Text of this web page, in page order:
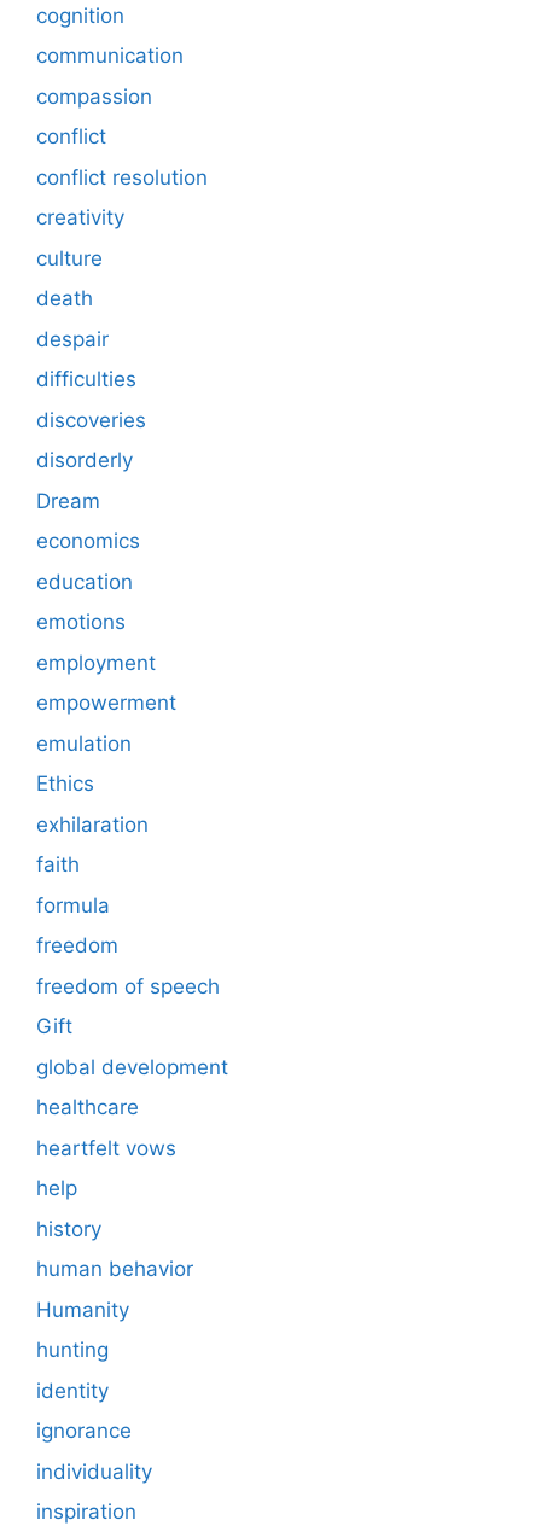
cognition
communication
compassion
conflict
conflict resolution
creativity
culture
death
despair
difficulties
discoveries
disorderly
Dream
economics
education
emotions
employment
empowerment
emulation
Ethics
exhilaration
faith
formula
freedom
freedom of speech
Gift
global development
healthcare
heartfelt vows
help
history
human behavior
Humanity
hunting
identity
ignorance
individuality
inspiration